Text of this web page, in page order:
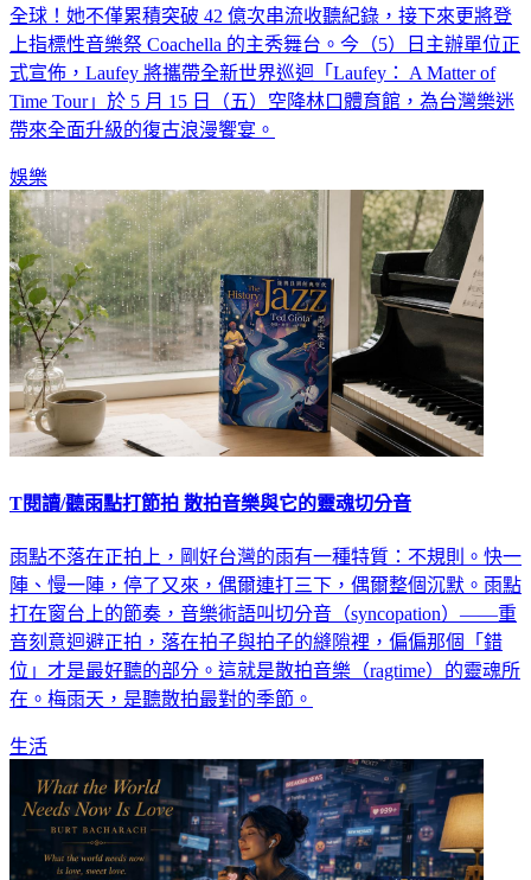
全球！她不僅累積突破 42 億次串流收聽紀錄，接下來更將登
上指標性音樂祭 Coachella 的主秀舞台。今（5）日主辦單位正
式宣佈，Laufey 將攜帶全新世界巡迴「Laufey： A Matter of
Time Tour」於 5 月 15 日（五）空降林口體育館，為台灣樂迷
帶來全面升級的復古浪漫饗宴。
娛樂
T閱讀/聽雨點打節拍 散拍音樂與它的靈魂切分音
雨點不落在正拍上，剛好台灣的雨有一種特質：不規則。快一
陣、慢一陣，停了又來，偶爾連打三下，偶爾整個沉默。雨點
打在窗台上的節奏，音樂術語叫切分音（syncopation）——重
音刻意迴避正拍，落在拍子與拍子的縫隙裡，偏偏那個「錯
位」才是最好聽的部分。這就是散拍音樂（ragtime）的靈魂所
在。梅雨天，是聽散拍最對的季節。
生活